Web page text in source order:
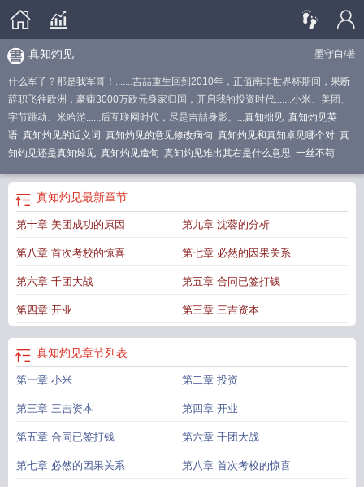
墨守白/著
真知灼见
什么军子？那是我军哥！.......吉喆重生回到2010年，正值南非世界杯期间，果断
辞职飞往欧洲，豪赚3000万欧元身家归国，开启我的投资时代.......小米、美团、
字节跳动、米哈游......后互联网时代，尽是吉喆身影。...真知拙见 真知灼见英
语 真知灼见的近义词 真知灼见的意见修改病句 真知灼见和真知卓见哪个对 真
知灼见还是真知焯见 真知灼见造句 真知灼见难出其右是什么意思 一丝不苟 真
见和金玉良言的区别
真知灼见的英语
思 真知灼见字字珠玑
知灼见的意思 真知灼见的宝贵意见对吗灼见杨教授已谈了自己的真知灼见
的拼音真知灼见是成语吗 真知灼见还是卓见真知灼见的灼真知灼见app怎么
不能用了真知灼见和远见卓识有什么区别真知灼见的见是什么意思
来自多思善疑真知灼见的意见 什么叫真知灼见远见卓识
真知灼见最新章节
第十章 美团成功的原因 第九章 沈蓉的分析
第八章 首次考校的惊喜 第七章 必然的因果关系
第六章 千团大战 第五章 合同已签打钱
第四章 开业 第三章 三吉资本
真知灼见章节列表
第一章 小米 第二章 投资
第三章 三吉资本 第四章 开业
第五章 合同已签打钱 第六章 千团大战
第七章 必然的因果关系 第八章 首次考校的惊喜